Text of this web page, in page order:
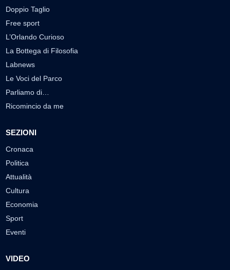
Doppio Taglio
Free sport
L’Orlando Curioso
La Bottega di Filosofia
Labnews
Le Voci del Parco
Parliamo di…
Ricomincio da me
SEZIONI
Cronaca
Politica
Attualità
Cultura
Economia
Sport
Eventi
VIDEO